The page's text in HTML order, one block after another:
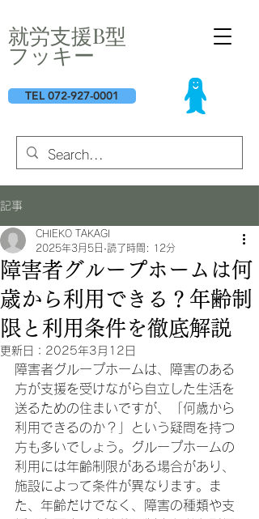
​就労支援B型
フッキー
TEL 072-927-0001
記事
障害者グループホームは何
歳から利用できる？年齢制
限と利用条件を徹底解説
CHIEKO TAKAGI
2025年3月5日 読了時間: 12分
更新日： 2025年3月12日
障害者グループホームは、障害のある
方が支援を受けながら自立した生活を
送るための住まいですが、「何歳から
利用できるのか？」という疑問を持つ
方も多いでしょう。グループホームの
利用には年齢制限がある場合があり、
施設によって条件が異なります。ま
た、年齢だけでなく、障害の種類や支